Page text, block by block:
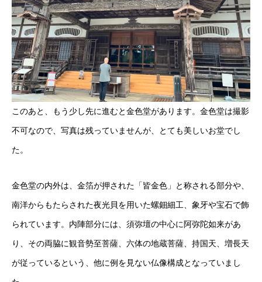
このあと、もう少し先に進むと金色堂があります。金色堂は撮影
不可なので、写真は残っていませんが、とても美しいお堂でし
た。
金色堂の内外は、金箔が押された「皆金色」と称される部分や、
南洋からもたらされた夜光貝を用いた螺鈿細工、象牙や宝石で飾
られています。内陣部分には、須弥壇の中心に阿弥陀如来があ
り、その両脇に観音勢至菩薩、六体の地蔵菩薩、持国天、増長天
が従っているという、他に例を見ない仏像構成となっていまし